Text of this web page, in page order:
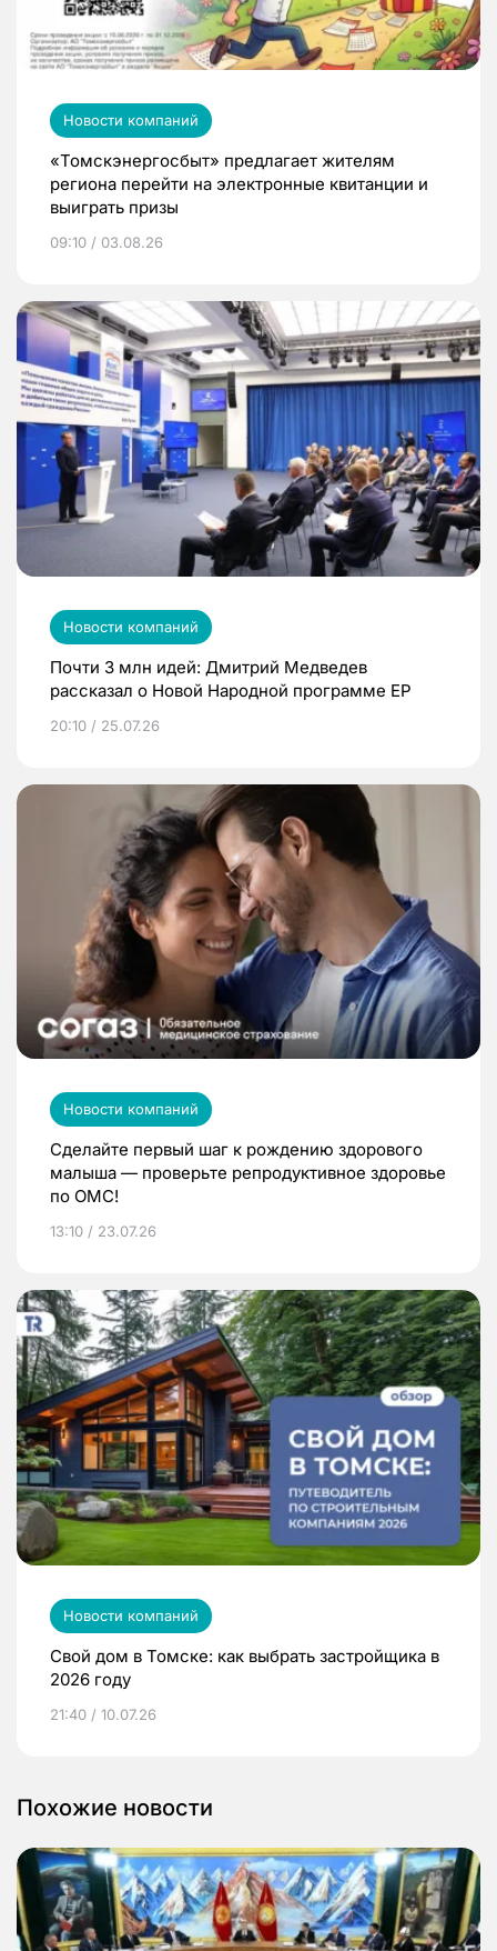
Новости компаний
«Томскэнергосбыт» предлагает жителям
региона перейти на электронные квитанции и
выиграть призы
09:10 / 03.08.26
Новости компаний
Почти 3 млн идей: Дмитрий Медведев
рассказал о Новой Народной программе ЕР
20:10 / 25.07.26
Новости компаний
Сделайте первый шаг к рождению здорового
малыша — проверьте репродуктивное здоровье
по ОМС!
13:10 / 23.07.26
Новости компаний
Свой дом в Томске: как выбрать застройщика в
2026 году
21:40 / 10.07.26
Похожие новости